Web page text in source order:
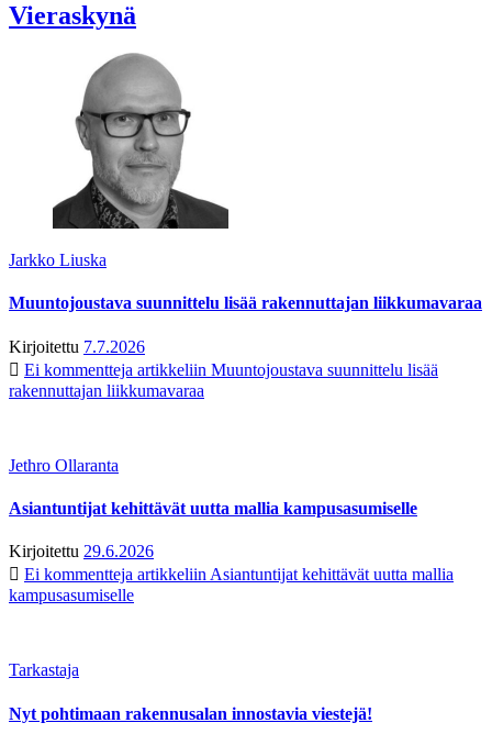
Vieraskynä
Jarkko Liuska
Muuntojoustava suunnittelu lisää rakennuttajan liikkumavaraa
Kirjoitettu 7.7.2026
Ei kommentteja artikkeliin Muuntojoustava suunnittelu lisää
rakennuttajan liikkumavaraa
Jethro Ollaranta
Asiantuntijat kehittävät uutta mallia kampusasumiselle
Kirjoitettu 29.6.2026
Ei kommentteja artikkeliin Asiantuntijat kehittävät uutta mallia
kampusasumiselle
Tarkastaja
Nyt pohtimaan rakennusalan innostavia viestejä!